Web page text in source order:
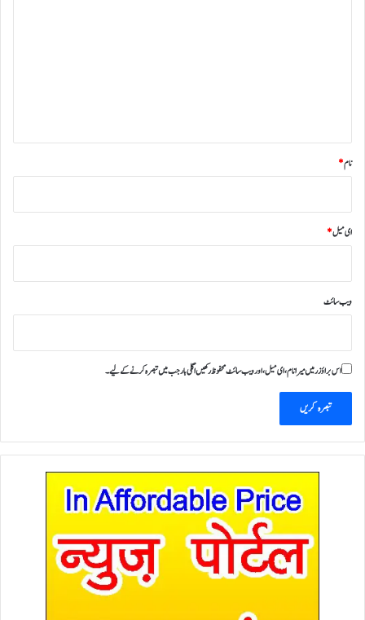
نام*
ای میل*
ویب‌ سائٹ
اس براؤزر میں میرا نام، ای میل، اور ویب سائٹ محفوظ رکھیں اگلی بار جب میں تبصرہ کرنے کےلیے۔